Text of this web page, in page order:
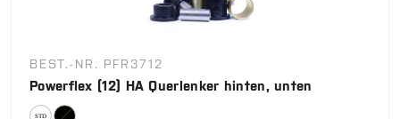
BEST.-NR. PFR3712
Powerflex (12) HA Querlenker hinten, unten